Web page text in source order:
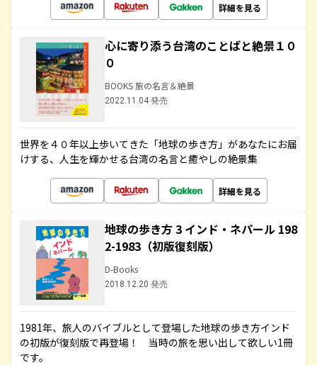
詳細を見る
心に寄り添う台湾のことばと絶景１０
０
BOOKS 旅の名言＆絶景
2022.11.04 発売
世界を４０年以上歩いてきた「地球の歩き方」があなたにお届
けする、人生を輝かせる台湾の名言と癒やしの絶景集
詳細を見る
地球の歩き方 3 インド・ネパール 198
2-1983（初版復刻版）
D-Books
2018.12.20 発売
1981年、旅人のバイブルとして登場した地球の歩き方インド
の初版が復刻版で再登場！ 当時の旅を思い出して欲しい1冊
です。